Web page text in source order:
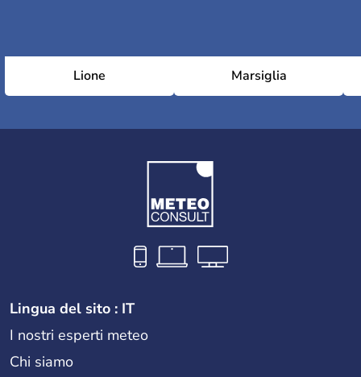
Lione Marsiglia
Lingua del sito : IT
I nostri esperti meteo
Chi siamo